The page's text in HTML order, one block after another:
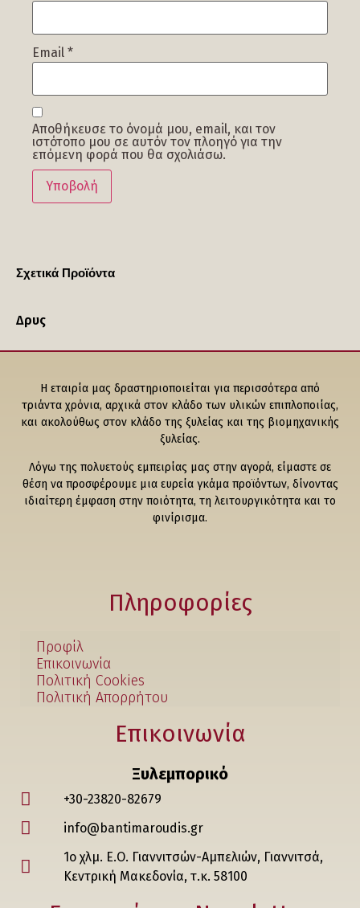
Email *
Αποθήκευσε το όνομά μου, email, και τον
ιστότοπο μου σε αυτόν τον πλοηγό για την
επόμενη φορά που θα σχολιάσω.
Σχετικά Προϊόντα
Δρυς
Η εταιρία μας δραστηριοποιείται για περισσότερα από
τριάντα χρόνια, αρχικά στον κλάδο των υλικών επιπλοποιίας,
και ακολούθως στον κλάδο της ξυλείας και της βιομηχανικής
ξυλείας.
Λόγω της πολυετούς εμπειρίας μας στην αγορά, είμαστε σε
θέση να προσφέρουμε μια ευρεία γκάμα προϊόντων, δίνοντας
ιδιαίτερη έμφαση στην ποιότητα, τη λειτουργικότητα και το
φινίρισμα.
Πληροφορίες
Προφίλ
Επικοινωνία
Πολιτική Cookies
Πολιτική Απορρήτου
Επικοινωνία
Ξυλεμπορικό
+30-23820-82679
info@bantimaroudis.gr
1ο χλμ. Ε.Ο. Γιαννιτσών-Αμπελιών, Γιαννιτσά,
Κεντρική Μακεδονία, τ.κ. 58100